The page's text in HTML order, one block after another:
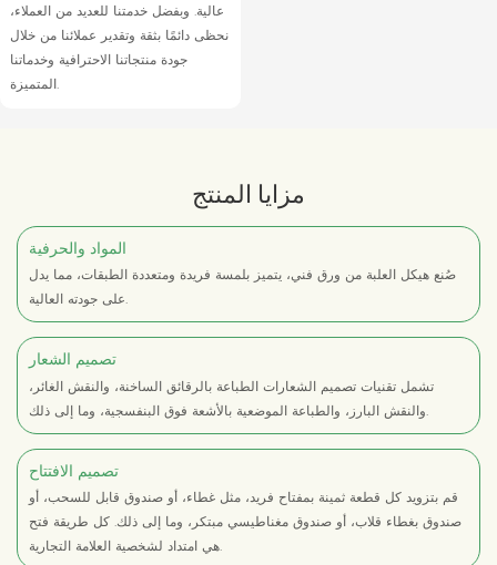
عالية. وبفضل خدمتنا للعديد من العملاء،
نحظى دائمًا بثقة وتقدير عملائنا من خلال
جودة منتجاتنا الاحترافية وخدماتنا
المتميزة.
مزايا المنتج
المواد والحرفية
صُنع هيكل العلبة من ورق فني، يتميز بلمسة فريدة ومتعددة الطبقات، مما يدل
على جودته العالية.
تصميم الشعار
تشمل تقنيات تصميم الشعارات الطباعة بالرقائق الساخنة، والنقش الغائر،
تصميم الافتتاح
قم بتزويد كل قطعة ثمينة بمفتاح فريد، مثل غطاء، أو صندوق قابل للسحب، أو
صندوق بغطاء قلاب، أو صندوق مغناطيسي مبتكر، وما إلى ذلك. كل طريقة فتح
هي امتداد لشخصية العلامة التجارية.